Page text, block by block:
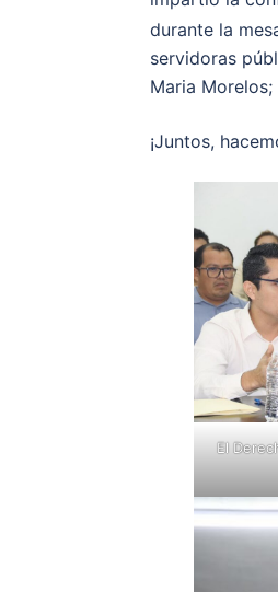
durante la
servidoras
Maria
¡Juntos,
El